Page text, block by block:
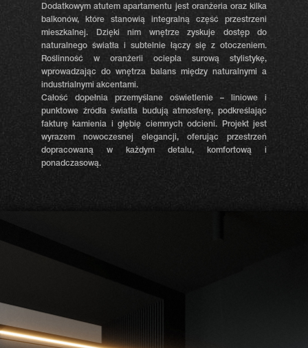
Dodatkowym atutem apartamentu jest oranżeria oraz kilka
balkonów, które stanowią integralną część przestrzeni
mieszkalnej. Dzięki nim wnętrze zyskuje dostęp do
naturalnego światła i subtelnie łączy się z otoczeniem.
Roślinność w oranżerii ociepla surową stylistykę,
wprowadzając do wnętrza balans między naturalnymi a
industrialnymi akcentami.
Całość dopełnia przemyślane oświetlenie – liniowe i
punktowe źródła światła budują atmosferę, podkreślając
fakturę kamienia i głębię ciemnych odcieni. Projekt jest
wyrazem nowoczesnej elegancji, oferując przestrzeń
dopracowaną w każdym detalu, komfortową i
ponadczasową.